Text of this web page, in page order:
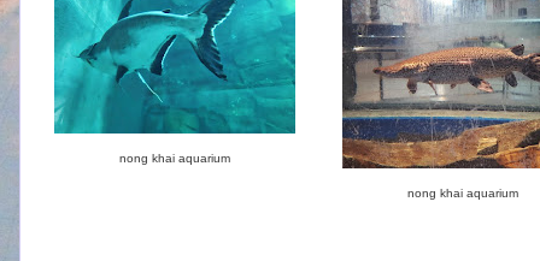
nong khai aquarium
nong khai aquarium